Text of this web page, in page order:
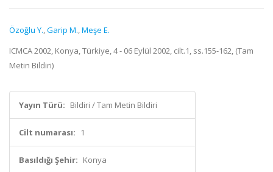
Özoğlu Y.,Garip M.,Meşe E.
ICMCA 2002, Konya, Türkiye, 4 - 06 Eylül 2002, cilt.1, ss.155-162, (Tam
Metin Bildiri)
Yayın Türü: Bildiri / Tam Metin Bildiri
Cilt numarası: 1
Basıldığı Şehir: Konya